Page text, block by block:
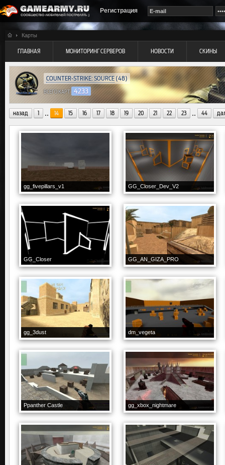
Регистрация
Карты
ГЛАВНАЯ МОНИТОРИНГ СЕРВЕРОВ НОВОСТИ СКИНЫ
COUNTER-STRIKE: SOURCE (48)
ВСЕГО КАРТ 4233
назад 1 .. 14 15 16 17 18 19 20 21 22 23 .. 44
gg_fivepillars_v1 GG_Closer_Dev_V2
GG_Closer GG_AN_GIZA_PRO
gg_3dust dm_vegeta
Ppanther Castle gg_xbox_nightmare